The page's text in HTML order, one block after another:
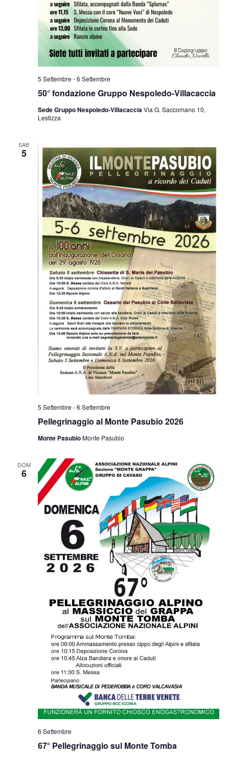
50° fondazione Gruppo Nespoledo-Villacaccia
5 Settembre -6 Settembre
Sede Gruppo Nespoledo-VillacacciaVia G. Saccomano 10,
Lestizza
SAB
5
Pellegrinaggio al Monte Pasubio 2026
5 Settembre -6 Settembre
Monte PasubioMonte Pasubio
DOM
6
67° Pellegrinaggio sul Monte Tomba
6 Settembre